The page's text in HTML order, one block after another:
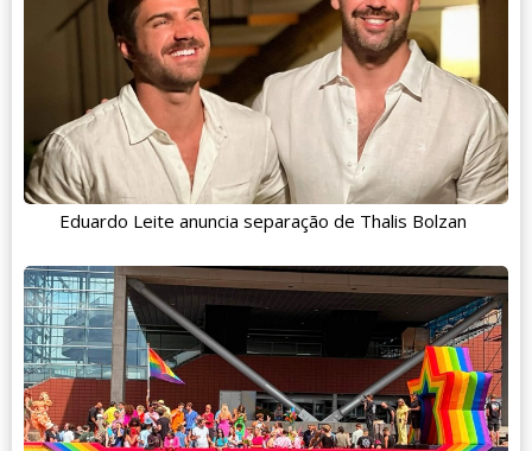
Eduardo Leite anuncia separação de Thalis Bolzan